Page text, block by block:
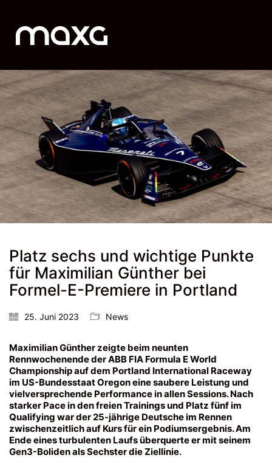
Platz sechs und wichtige Punkte
für Maximilian Günther bei
Formel-E-Premiere in Portland
25. Juni 2023 News
Maximilian Günther zeigte beim neunten
Rennwochenende der ABB FIA Formula E World
Championship auf dem Portland International Raceway
im US-Bundesstaat Oregon eine saubere Leistung und
vielversprechende Performance in allen Sessions. Nach
starker Pace in den freien Trainings und Platz fünf im
Qualifying war der 25-jährige Deutsche im Rennen
zwischenzeitlich auf Kurs für ein Podiumsergebnis. Am
Ende eines turbulenten Laufs überquerte er mit seinem
Gen3-Boliden als Sechster die Ziellinie.